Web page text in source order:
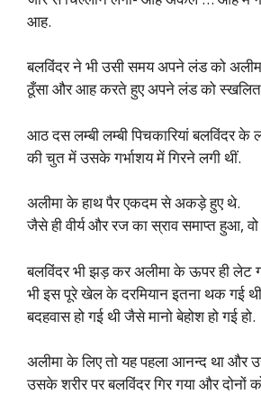
आह.
बलविंदर ने भी उसी समय अपने लंड को
ठूँसा और आह करते हुए अपने लंड को
आठ दस लम्बी लम्बी पिचकारियां बलविंदर
की चुत में उसके गर्भाशय में गिरने लगी थीं.
अलीमा के हाथ पैर एकदम से अकड़े हुए थे.
जैसे ही वीर्य और रज का स्राव समाप्त हुआ,
बलविंदर भी झड़ कर अलीमा के ऊपर ही लेट
भी इस पूरे खेल के दरमियान इतना थक गई
बदहवास हो गई थी जैसे मानो बेहोश हो गई हो.
अलीमा के लिए तो यह पहला आनन्द था और
उसके शरीर पर बलविंदर गिर गया और दोनों